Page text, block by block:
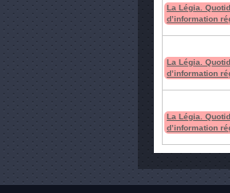
La Légia.
d’information
La Légia.
d’information
La Légia.
d’information